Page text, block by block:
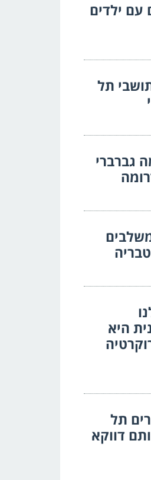
עם ילדים
תל
גברברי
היא
תל
דווקא